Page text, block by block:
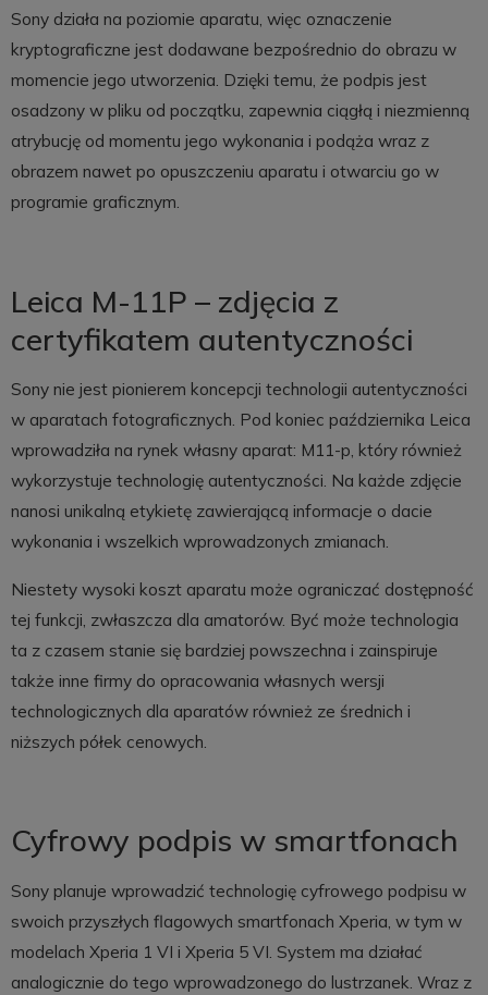
Sony działa na poziomie aparatu, więc oznaczenie
kryptograficzne jest dodawane bezpośrednio do obrazu w
momencie jego utworzenia. Dzięki temu, że podpis jest
osadzony w pliku od początku, zapewnia ciągłą i niezmienną
atrybucję od momentu jego wykonania i podąża wraz z
obrazem nawet po opuszczeniu aparatu i otwarciu go w
programie graficznym.
Leica M-11P – zdjęcia z
certyfikatem autentyczności
Sony nie jest pionierem koncepcji technologii autentyczności
w aparatach fotograficznych. Pod koniec października Leica
wprowadziła na rynek własny aparat: M11-p, który również
wykorzystuje technologię autentyczności. Na każde zdjęcie
nanosi unikalną etykietę zawierającą informacje o dacie
wykonania i wszelkich wprowadzonych zmianach.
Niestety wysoki koszt aparatu może ograniczać dostępność
tej funkcji, zwłaszcza dla amatorów. Być może technologia
ta z czasem stanie się bardziej powszechna i zainspiruje
także inne firmy do opracowania własnych wersji
technologicznych dla aparatów również ze średnich i
niższych półek cenowych.
Cyfrowy podpis w smartfonach
Sony planuje wprowadzić technologię cyfrowego podpisu w
swoich przyszłych flagowych smartfonach Xperia, w tym w
modelach Xperia 1 VI i Xperia 5 VI. System ma działać
analogicznie do tego wprowadzonego do lustrzanek. Wraz z